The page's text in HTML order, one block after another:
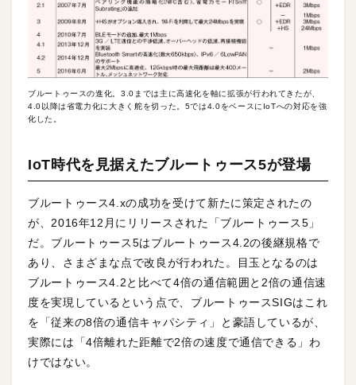
ブルートゥースの進化。3.0までは主に高速化を軸に拡張が行われてきたが、
4.0以降は省電力化に大きく舵を切った。5では4.0をベースにIoTへの対応を強
化した。
IoT時代を見据えたブルートゥース5が登場
ブルートゥース4.xの成功を受けて新たに策定されたの
が、2016年12月にリリースされた「ブルートゥース5」
だ。ブルートゥース5はブルートゥース4.2の後継規格で
あり、さまざまな点で改良が行われた。目玉となるのは
ブルートゥース4.2と比べて4倍の通信範囲と2倍の通信速
度を実現しているという点で、ブルートゥースSIGはこれ
を「従来の8倍の通信キャパシティ」と豪語しているが、
実際には「4倍離れた距離で2倍の速度で通信できる」わ
けではない。